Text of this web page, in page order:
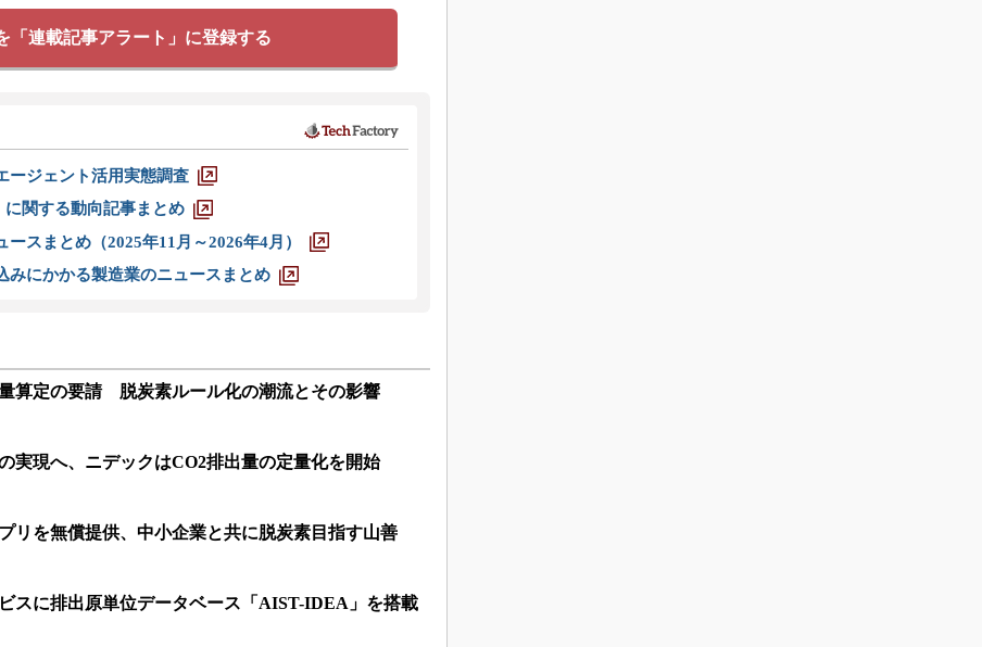
「連載記事アラート」に登録する
ージェント活用実態調査
関する動向記事まとめ
スまとめ（2025年11月～2026年4月）
みにかかる製造業のニュースまとめ
算定の要請 脱炭素ルール化の潮流とその影響
実現へ、ニデックはCO2排出量の定量化を開始
リを無償提供、中小企業と共に脱炭素目指す山善
スに排出原単位データベース「AIST-IDEA」を搭載